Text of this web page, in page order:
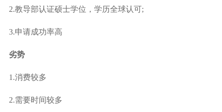
2.教导部认证硕士学位，学历全球认可;
3.申请成功率高
劣势
1.消费较多
2.需要时间较多